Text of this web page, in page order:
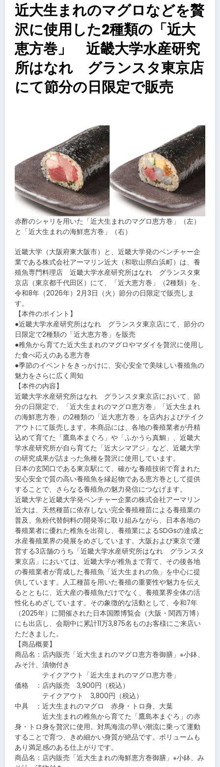
近大生まれのマグロなどを贅
沢に使用した2種類の「近大
恵方巻」 近畿大学水産研究
所はなれ グランスタ東京店
にて節分の日限定で販売
赤酢のシャリを用いた「近大生まれのマグロ恵方巻」（左）
と「近大生まれの海鮮恵方巻」（右）
近畿大学（大阪府東大阪市）と、近畿大学発のベンチャー企
業である株式会社アーマリン近大（和歌山県白浜町）は、養
殖魚専門料理店 近畿大学水産研究所はなれ グランスタ東
京店（東京都千代田区）にて、「近大恵方巻」（2種類）を、
令和8年（2026年）2月3日（火）節分の日限定で販売しま
す。
【本件のポイント】
●近畿大学水産研究所はなれ グランスタ東京店にて、節分の
日限定で2種類の「近大恵方巻」を販売
●稚魚から育てた近大生まれのマグロやマダイを贅沢に使用し
た食べ応えのある恵方巻
●季節のイベントをきっかけに、安心安全で美味しい養殖魚の
魅力をさらに広く周知
【本件の内容】
近畿大学水産研究所はなれ グランスタ東京店において、節
分の日限定で、「近大生まれのマグロ恵方巻」「近大生まれ
の海鮮恵方巻」の2種類の「近大恵方巻」を店内およびテイク
アウトにて販売します。本商品には、各地の養殖業者が丹精
込めて育てた「鷹島本まぐろ」や「ふかうら真鯛」、近畿大
学水産研究所が自ら育てた「近大シマアジ」など、近畿大学
の研究成果が詰まった魚種を贅沢に使用しています。
日本の玄関口である東京駅にて、確かな養殖技術で育まれた
安心安全で質の高い養殖魚を縁起物である恵方巻として提供
することで、さらなる養殖魚の魅力発信につなげます。
近畿大学と近畿大学発ベンチャー企業の株式会社アーマリン
近大は、天然種苗に依存しない完全養殖種苗による養殖業の
普及、魚粉代替飼料の開発等に取り組みながら、日本各地の
養殖業者に優れた稚魚を出荷し、養殖業によるSDGsの達成と
水産養殖業界の発展をめざしています。大阪および東京で運
営する3店舗のうち「近畿大学水産研究所はなれ グランスタ
東京店」においては、近畿大学が稚魚まで育て、その後各地
の養殖業者が育成した養殖魚「近大生まれの魚」を中心に提
供しています。人工種苗を用いた養殖の重要性や魅力を伝え
るとともに、近大産の養殖魚だけでなく、養殖業界全体の活
性化もめざしています。その象徴的な活動として、令和7年
（2025年）に開催された日本国際博覧会（大阪・関西万博）
にも出店し、会期中に累計11万3,875名ものお客様にご来店い
ただきました。
【商品概要】
商品名：店内販売「近大生まれのマグロ恵方巻御膳」※小鉢、
みそ汁、漬物付き
テイクアウト「近大生まれのマグロ恵方巻」
価格 ：店内販売 3,900円（税込）
テイクアウト 3,800円（税込）
中具 ：近大生まれのマグロ 赤身・トロ身、大葉
近大生まれの稚魚から育てた「鷹島本まぐろ」の赤
身・トロ身を贅沢に使用。対馬海流の早い潮流に乗って運動
することで育つ、きめ細かい身質が絶品です。ボリュームも
あり満足感のある仕上がりです。
商品名：店内販売「近大生まれの海鮮恵方巻御膳」※小鉢、み